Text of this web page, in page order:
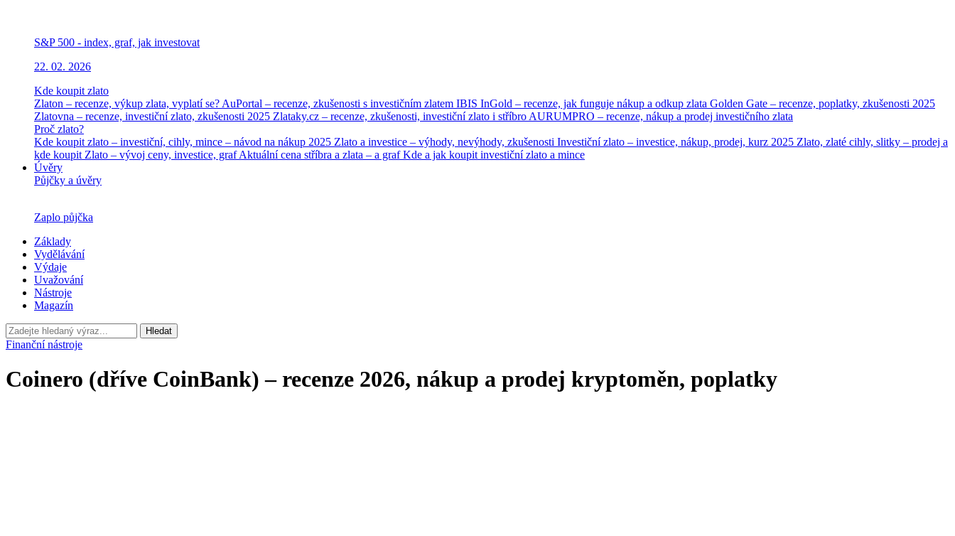
S&P 500 - index, graf, jak investovat
22. 02. 2026
Kde koupit zlato
Zlaton – recenze, výkup zlata, vyplatí se? AuPortal – recenze, zkušenosti s investičním zlatem IBIS InGold – recenze, jak funguje nákup a odkup zlata Golden Gate – recenze, poplatky, zkušenosti 2025
Zlatovna – recenze, investiční zlato, zkušenosti 2025 Zlataky.cz – recenze, zkušenosti, investiční zlato i stříbro AURUMPRO – recenze, nákup a prodej investičního zlata
Proč zlato?
Kde koupit zlato – investiční, cihly, mince – návod na nákup 2025 Zlato a investice – výhody, nevýhody, zkušenosti Investiční zlato – investice, nákup, prodej, kurz 2025 Zlato, zlaté cihly, slitky – prodej a
kde koupit Zlato – vývoj ceny, investice, grafAktuální cena stříbra a zlata – a grafKde a jak koupit investiční zlato a mince
Úvěry
Půjčky a úvěry
Zaplo půjčka
Základy
Vydělávání
Výdaje
Uvažování
Nástroje
Magazín
Hledat
Finanční nástroje
Coinero (dříve CoinBank) – recenze 2026, nákup a prodej kryptoměn, poplatky